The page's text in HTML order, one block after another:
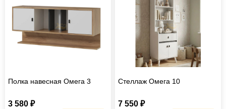
Полка навесная Омега 3
3 580 ₽
Стеллаж Омега 10
7 550 ₽